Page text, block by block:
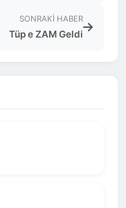
SONRAKI HABER
Tüp e ZAM Geldi